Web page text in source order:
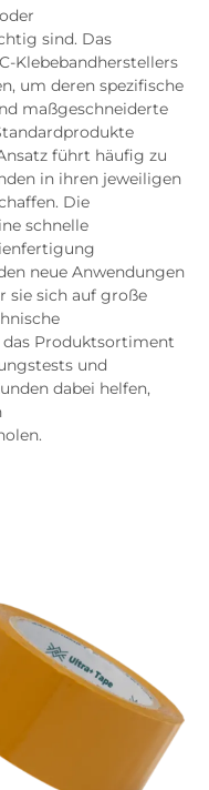
sind. Das
Klebebandherstellers
um deren spezifische
maßgeschneiderte
führt häufig zu
in ihren jeweiligen
Die
schnelle
neue Anwendungen
sie sich auf große
Produktsortiment
und
dabei helfen,